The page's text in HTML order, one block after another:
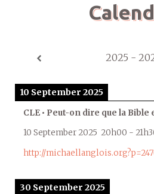
2025 -
10 September 2025
CLE • Peut-on dire que la Bible
10 September 2025 20h00 -
http://
30 September 2025